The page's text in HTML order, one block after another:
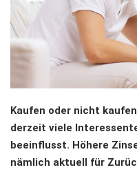
Kaufen oder nicht
derzeit viele
beeinflusst. Höhere
nämlich aktuell für